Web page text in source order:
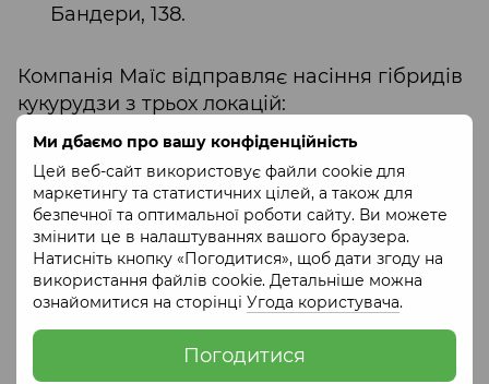
Ми дбаємо про вашу конфіденційність
Цей веб-сайт використовує файли cookie для
маркетингу та статистичних цілей, а також для
безпечної та оптимальної роботи сайту. Ви можете
змінити це в налаштуваннях вашого браузера.
Натисніть кнопку «Погодитися», щоб дати згоду на
використання файлів cookie. Детальніше можна
ознайомитися на сторінці Угода користувача.
Погодитися
Бандери, 138.
Компанія Маїс відправляє насіння гібридів
кукурудзи з трьох локацій:
Дніпропетровська область, м.
Синельникове.
Дніпропетровська область, м.
Новомосковськ.
Тернопільська область, м. Борщів.
Інформацію щодо відправлень можна
дізнатися за телефонами: